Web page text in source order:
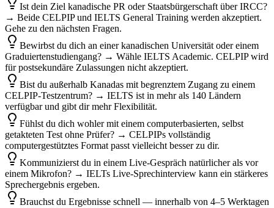
Ist dein Ziel kanadische PR oder Staatsbürgerschaft über IRCC?
→ Beide CELPIP und IELTS General Training werden akzeptiert.
Gehe zu den nächsten Fragen.
Bewirbst du dich an einer kanadischen Universität oder einem
Graduiertenstudiengang? → Wähle IELTS Academic. CELPIP wird
für postsekundäre Zulassungen nicht akzeptiert.
Bist du außerhalb Kanadas mit begrenztem Zugang zu einem
CELPIP-Testzentrum? → IELTS ist in mehr als 140 Ländern
verfügbar und gibt dir mehr Flexibilität.
Fühlst du dich wohler mit einem computerbasierten, selbst
getakteten Test ohne Prüfer? → CELPIPs vollständig
computergestütztes Format passt vielleicht besser zu dir.
Kommunizierst du in einem Live-Gespräch natürlicher als vor
einem Mikrofon? → IELTs Live-Sprechinterview kann ein stärkeres
Sprechergebnis ergeben.
Brauchst du Ergebnisse schnell — innerhalb von 4–5 Werktagen